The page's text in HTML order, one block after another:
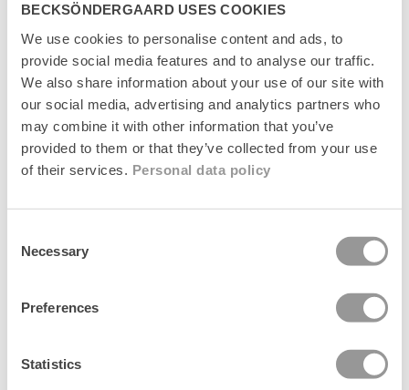
BECKSÖNDERGAARD USES COOKIES
We use cookies to personalise content and ads, to
provide social media features and to analyse our traffic.
We also share information about your use of our site with
our social media, advertising and analytics partners who
may combine it with other information that you’ve
provided to them or that they’ve collected from your use
of their services. Personal data policy
Selection
Necessary
Preferences
Statistics
b
o
t
Størrelsesguide
Levering
Returnering
Fabrikant